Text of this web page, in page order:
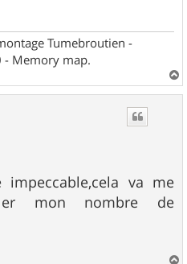
Tumebroutien -
- Memory map.
a
impeccable,cela va me
mon nombre de